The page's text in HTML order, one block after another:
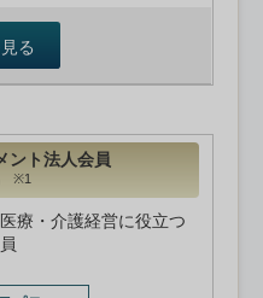
る
ント法人会員
※1
療・介護経営に役立つ